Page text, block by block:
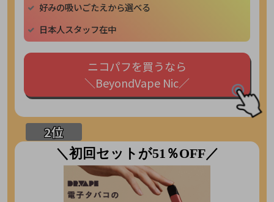
好みの吸いごたえから選べる
日本人スタッフ在中
ニコパフを買うなら
＼BeyondVape Nic／
＼初回セットが51％OFF／